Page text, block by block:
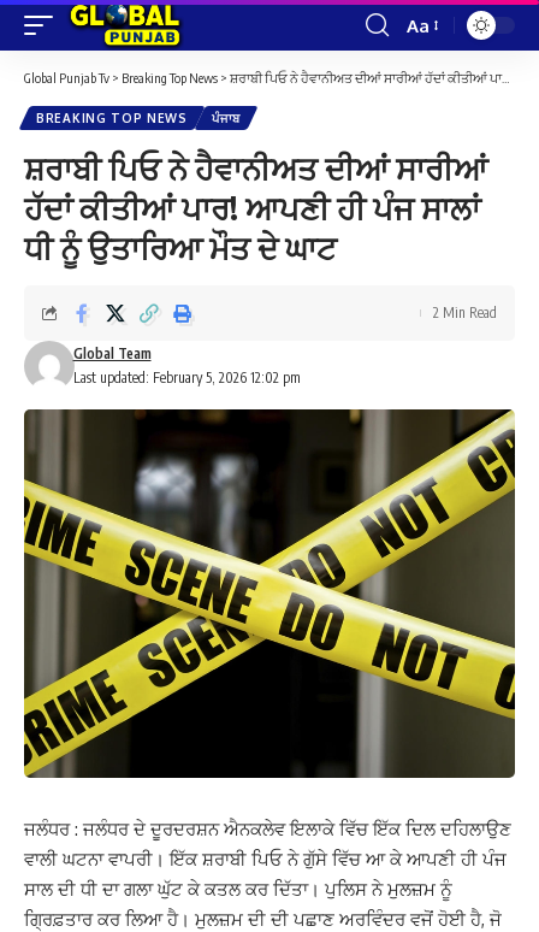
Font
Resizer
Aa
Global Punjab Tv > Breaking Top News > ਸ਼ਰਾਬੀ ਪਿਓ ਨੇ ਹੈਵਾਨੀਅਤ ਦੀਆਂ ਸਾਰੀਆਂ ਹੱਦਾਂ ਕੀਤੀਆਂ ਪਾਰ! ਆਪਣੀ ਹੀ ਪੰਜ ਸਾਲਾਂ ਧੀ ਨੂੰ ਉਤਾਰਿਆ ਮੌਤ ਦੇ ਘਾਟ
BREAKING TOP NEWS ਪੰਜਾਬ
ਸ਼ਰਾਬੀ ਪਿਓ ਨੇ ਹੈਵਾਨੀਅਤ ਦੀਆਂ ਸਾਰੀਆਂ
ਹੱਦਾਂ ਕੀਤੀਆਂ ਪਾਰ! ਆਪਣੀ ਹੀ ਪੰਜ ਸਾਲਾਂ
ਧੀ ਨੂੰ ਉਤਾਰਿਆ ਮੌਤ ਦੇ ਘਾਟ
Last updated: February 5, 2026 12:02 pm
Global Team
2 Min Read
ਜਲੰਧਰ : ਜਲੰਧਰ ਦੇ ਦੂਰਦਰਸ਼ਨ ਐਨਕਲੇਵ ਇਲਾਕੇ ਵਿੱਚ ਇੱਕ ਦਿਲ ਦਹਿਲਾਉਣ
ਵਾਲੀ ਘਟਨਾ ਵਾਪਰੀ। ਇੱਕ ਸ਼ਰਾਬੀ ਪਿਓ ਨੇ ਗੁੱਸੇ ਵਿੱਚ ਆ ਕੇ ਆਪਣੀ ਹੀ ਪੰਜ
ਸਾਲ ਦੀ ਧੀ ਦਾ ਗਲਾ ਘੁੱਟ ਕੇ ਕਤਲ ਕਰ ਦਿੱਤਾ। ਪੁਲਿਸ ਨੇ ਮੁਲਜ਼ਮ ਨੂੰ
ਗ੍ਰਿਫ਼ਤਾਰ ਕਰ ਲਿਆ ਹੈ। ਮੁਲਜ਼ਮ ਦੀ ਦੀ ਪਛਾਣ ਅਰਵਿੰਦਰ ਵਜੋਂ ਹੋਈ ਹੈ, ਜੋ